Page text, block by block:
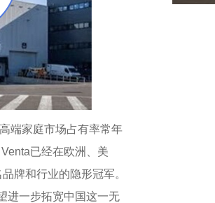
端家庭市场占有率常年
已经在欧洲、美
牌和行业的隐形冠军。
进一步拓宽中国这一无